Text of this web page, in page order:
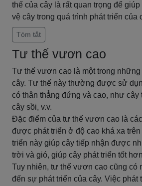
thế của cây là rất quan trọng để
vệ cây trong quá trình phát triển của
Tóm tắt
Tư thế vươn cao
Tư thế vươn cao là một trong
cây. Tư thế này thường được sử
có thân thẳng đứng và cao, như cây
cây sồi, v.v.
Đặc điểm của tư thế vươn cao là
được phát triển ở độ cao khá xa
triển này giúp cây tiếp nhận được
trời và gió, giúp cây phát triển tốt
Tuy nhiên, tư thế vươn cao cũng có
đến sự phát triển của cây. Việc phát